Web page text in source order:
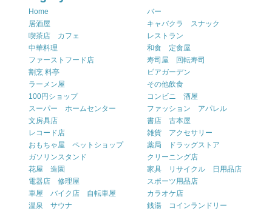
Home
バー
居酒屋
キャバクラ スナック
喫茶店 カフェ
レストラン
中華料理
和食 定食屋
ファーストフード店
寿司屋 回転寿司
割烹 料亭
ビアガーデン
ラーメン屋
その他飲食
100円ショップ
コンビニ 酒屋
スーパー ホームセンター
ファッション アパレル
文房具店
書店 古本屋
レコード店
雑貨 アクセサリー
おもちゃ屋 ペットショップ
薬局 ドラッグストア
ガソリンスタンド
クリーニング店
花屋 造園
家具 リサイクル 日用品店
電器店 修理屋
スポーツ用品店
車屋 バイク店 自転車屋
カラオケ店
温泉 サウナ
銭湯 コインランドリー